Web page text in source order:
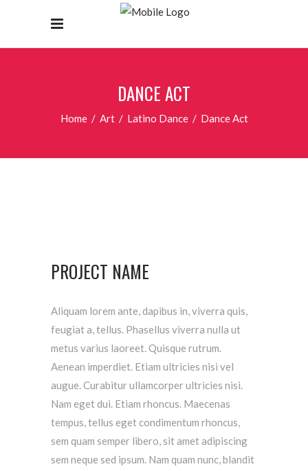
DANCE ACT
Home/ Art/ Latino Dance/ Dance Act
PROJECT NAME
Aliquam lorem ante, dapibus in, viverra quis,
feugiat a, tellus. Phasellus viverra nulla ut
metus varius laoreet. Quisque rutrum.
Aenean imperdiet. Etiam ultricies nisi vel
augue. Curabitur ullamcorper ultricies nisi.
Nam eget dui. Etiam rhoncus. Maecenas
tempus, tellus eget condimentum rhoncus,
sem quam semper libero, sit amet adipiscing
sem neque sed ipsum. Nam quam nunc, blandit